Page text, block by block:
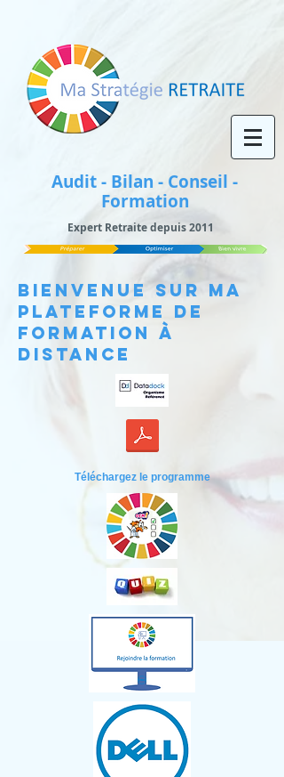
Audit - Bilan - Conseil -
Formation
Expert Retraite depuis 2011
BIENVENUE SUR Ma
Plateforme de
Formation à
distance
Téléchargez le programme